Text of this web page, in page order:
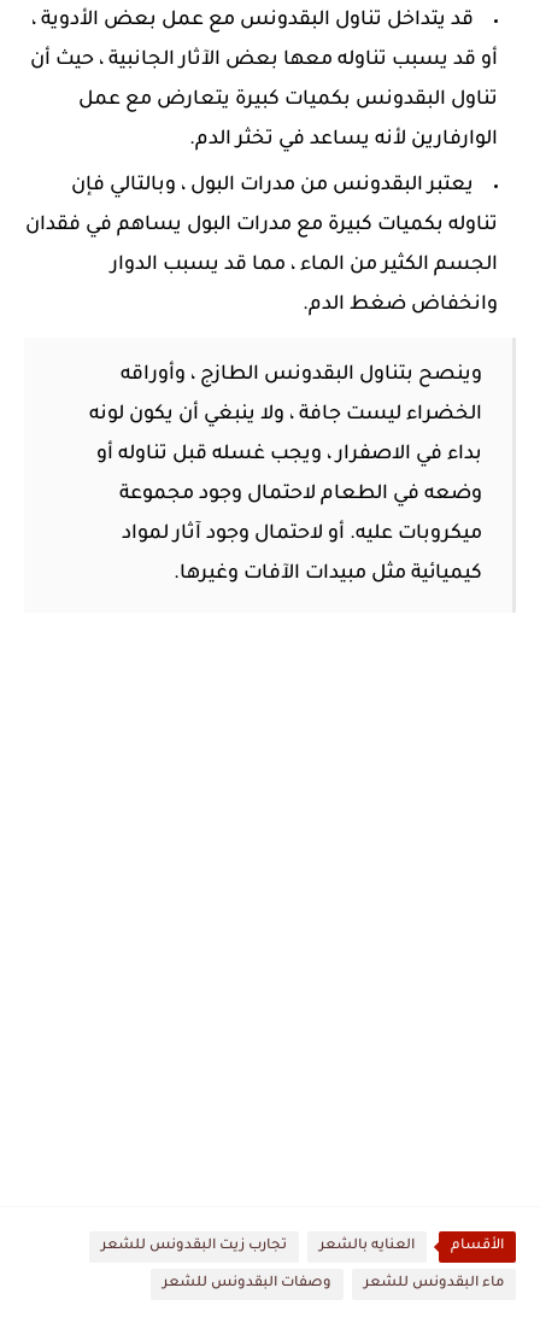
قد يتداخل تناول البقدونس مع عمل بعض الأدوية ،
أو قد يسبب تناوله معها بعض الآثار الجانبية ، حيث أن
تناول البقدونس بكميات كبيرة يتعارض مع عمل
الوارفارين لأنه يساعد في تخثر الدم.
يعتبر البقدونس من مدرات البول ، وبالتالي فإن
تناوله بكميات كبيرة مع مدرات البول يساهم في فقدان
الجسم الكثير من الماء ، مما قد يسبب الدوار
وانخفاض ضغط الدم.
وينصح بتناول البقدونس الطازج ، وأوراقه
الخضراء ليست جافة ، ولا ينبغي أن يكون لونه
بداء في الاصفرار ، ويجب غسله قبل تناوله أو
وضعه في الطعام لاحتمال وجود مجموعة
ميكروبات عليه. أو لاحتمال وجود آثار لمواد
كيميائية مثل مبيدات الآفات وغيرها.
الأقسام العنايه بالشعر تجارب زيت البقدونس للشعر
ماء البقدونس للشعر وصفات البقدونس للشعر